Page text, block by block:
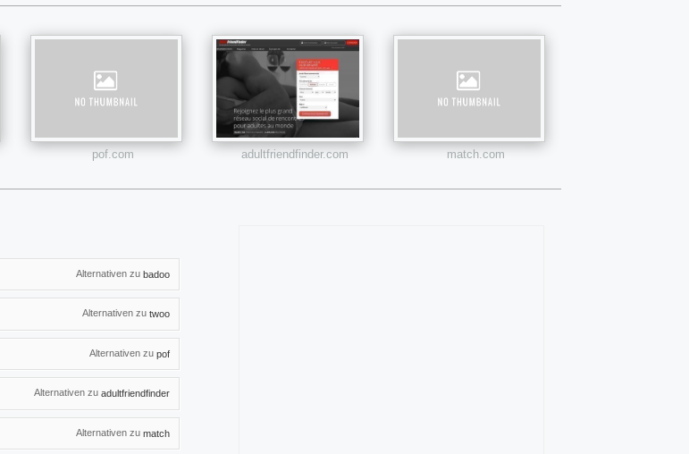
pof.com adultfriendfinder.com match.com
Alternativen zu badoo
Alternativen zu twoo
Alternativen zu pof
Alternativen zu adultfriendfinder
Alternativen zu match